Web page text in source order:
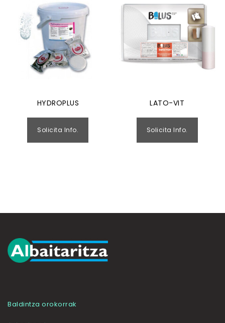
HYDROPLUS
Solicita Info.
LATO-VIT
Solicita Info.
Baldintza orokorrak